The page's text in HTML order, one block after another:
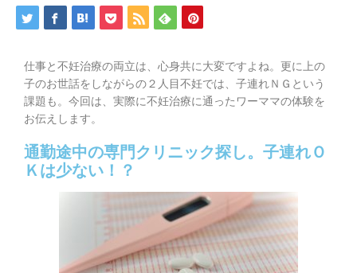
仕事と不妊治療の両立は、心身共に大変ですよね。更に上の
子のお世話をしながらの２人目不妊では、子連れＮＧという
課題も。今回は、実際に不妊治療に通ったワーママの体験を
お伝えします。
通勤途中の専門クリニック探し。子連れＯ
Ｋは少ない！？